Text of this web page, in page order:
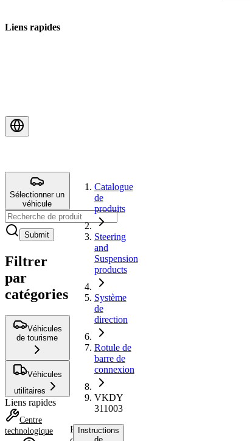
Liens rapides
Sélectionner un
véhicule
Submit
Filtrer
par
catégories
Véhicules
de tourisme
Véhicules
utilitaires
Liens rapides
Centre
technologique
Catalogue
de
produits
Steering
and
Suspension
products
Système
de
direction
Rotule de
barre de
connexion
VKDY
311003
Rotule
Instructions